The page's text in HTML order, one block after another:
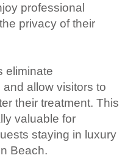
professional
privacy of their
eliminate
allow visitors to
their treatment. This
valuable for
staying in luxury
Beach.